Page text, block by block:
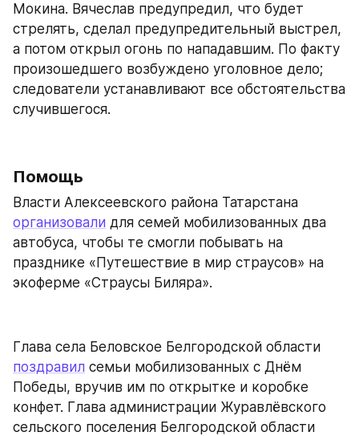
Мокина. Вячеслав предупредил, что будет
стрелять, сделал предупредительный выстрел,
а потом открыл огонь по нападавшим. По факту
произошедшего возбуждено уголовное дело;
следователи устанавливают все обстоятельства
случившегося.
Помощь
организовали для семей мобилизованных два
автобуса, чтобы те смогли побывать на
празднике «Путешествие в мир страусов» на
экоферме «Страусы Биляра».
поздравил семьи мобилизованных с Днём
Победы, вручив им по открытке и коробке
конфет. Глава администрации Журавлёвского
сельского поселения Белгородской области